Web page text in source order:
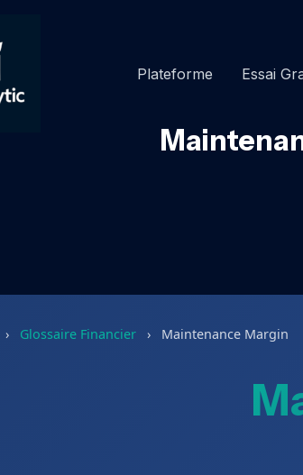
Plateforme
Essai
› Glossaire Financier › Maintenance Margin